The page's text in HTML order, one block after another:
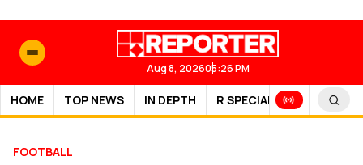
Aug 8, 202605:26 PM
HOME TOP NEWS IN DEPTH R SPECIAL SPORTS
FOOTBALL